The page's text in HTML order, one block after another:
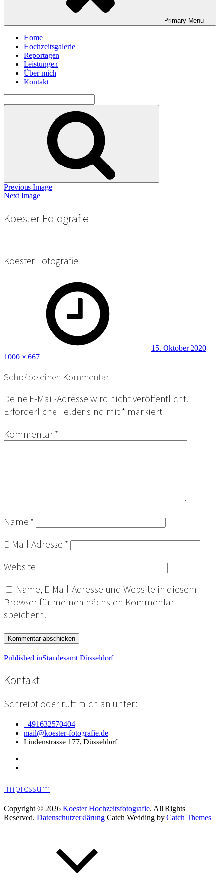
Primary Menu
Home
Hochzeitsgalerie
Reportagen
Leistungen
Über mich
Kontakt
for:
Previous Image
Next Image
Koester Fotografie
Koester Fotografie
15. Oktober 2020
1000 × 667
Schreibe einen Kommentar
Deine E-Mail-Adresse wird nicht veröffentlicht.
Erforderliche Felder sind mit* markiert
Kommentar*
Name *
E-Mail-Adresse *
Website
Name, E-Mail-Adresse und Website in diesem
Browser für meinen nächsten Kommentar
speichern.
Beitragsnavigation
Published inStandesamt Düsseldorf
Kontakt
Schreibt oder ruft mich an unter:
+491632570404
mail@koester-fotografie.de
Lindenstrasse 177, Düsseldorf
Impressum
Copyright © 2026 Koester Hochzeitsfotografie. All Rights
Reserved. Datenschutzerklärung Catch Wedding by Catch Themes